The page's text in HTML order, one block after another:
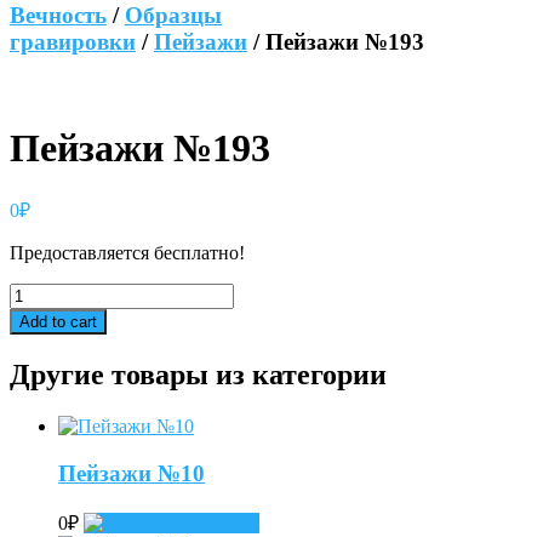
Вечность / Образцы
гравировки /Пейзажи / Пейзажи №193
Пейзажи №193
0₽
Предоставляется бесплатно!
Пейзажи
№193
quantity
Add to cart
Другие товары из категории
Пейзажи №10
0₽